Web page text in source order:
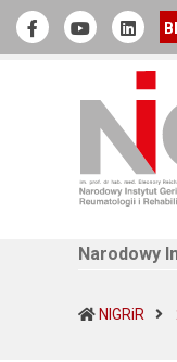
Narodowy Instytut
Narodowy
NIGRiR